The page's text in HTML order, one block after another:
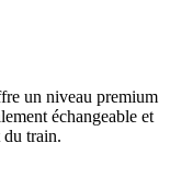
un niveau premium
échangeable et
du train.